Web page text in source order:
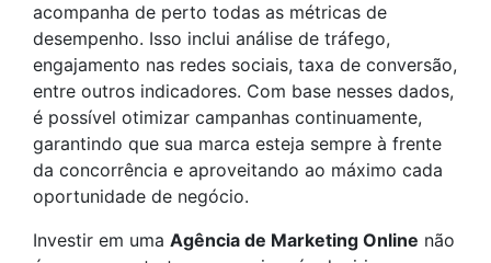
acompanha de perto todas as métricas de
desempenho. Isso inclui análise de tráfego,
engajamento nas redes sociais, taxa de conversão,
entre outros indicadores. Com base nesses dados,
é possível otimizar campanhas continuamente,
garantindo que sua marca esteja sempre à frente
da concorrência e aproveitando ao máximo cada
oportunidade de negócio.
Investir em uma Agência de Marketing Online não